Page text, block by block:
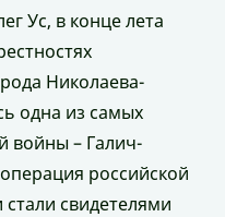
Ус, в конце лета
Николаева-
одна из самых
войны – Галич-
российской
свидетелями